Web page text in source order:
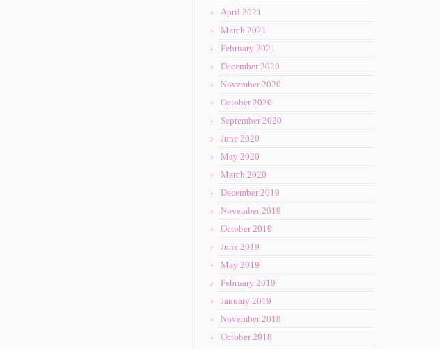
April 2021
March 2021
February 2021
December 2020
November 2020
October 2020
September 2020
June 2020
May 2020
March 2020
December 2019
November 2019
October 2019
June 2019
May 2019
February 2019
January 2019
November 2018
October 2018